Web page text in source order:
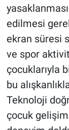
edilmesi
ekran süresi
ve spor
çocuklarıyla
bu
Teknoloji
çocuk